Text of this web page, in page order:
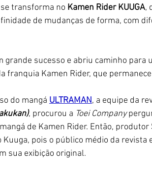
se transforma no Kamen Rider KUUGA,
de mudanças de forma, com
grande sucesso e abriu caminho para
franquia Kamen Rider, que
do mangá ULTRAMAN, a equipe da
, procurou a Toei Company
de Kamen Rider. Então, produtor
pois o público médio da revista
sua exibição original.